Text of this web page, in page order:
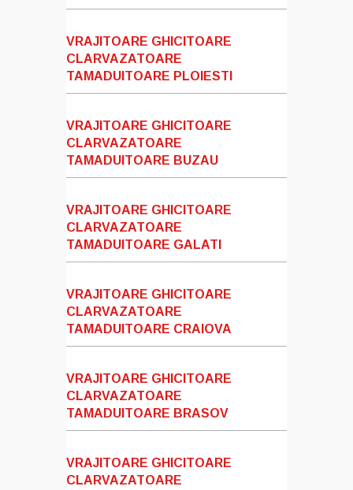
VRAJITOARE GHICITOARE
CLARVAZATOARE
TAMADUITOARE PLOIESTI
VRAJITOARE GHICITOARE
CLARVAZATOARE
TAMADUITOARE BUZAU
VRAJITOARE GHICITOARE
CLARVAZATOARE
TAMADUITOARE GALATI
VRAJITOARE GHICITOARE
CLARVAZATOARE
TAMADUITOARE CRAIOVA
VRAJITOARE GHICITOARE
CLARVAZATOARE
TAMADUITOARE BRASOV
VRAJITOARE GHICITOARE
CLARVAZATOARE